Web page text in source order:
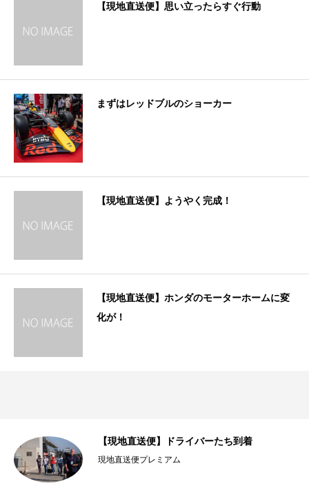
【現地直送便】思い立ったらすぐ行動
まずはレッドブルのショーカー
【現地直送便】ようやく完成！
【現地直送便】ホンダのモーターホームに変
化が！
【現地直送便】ドライバーたち到着
現地直送便プレミアム